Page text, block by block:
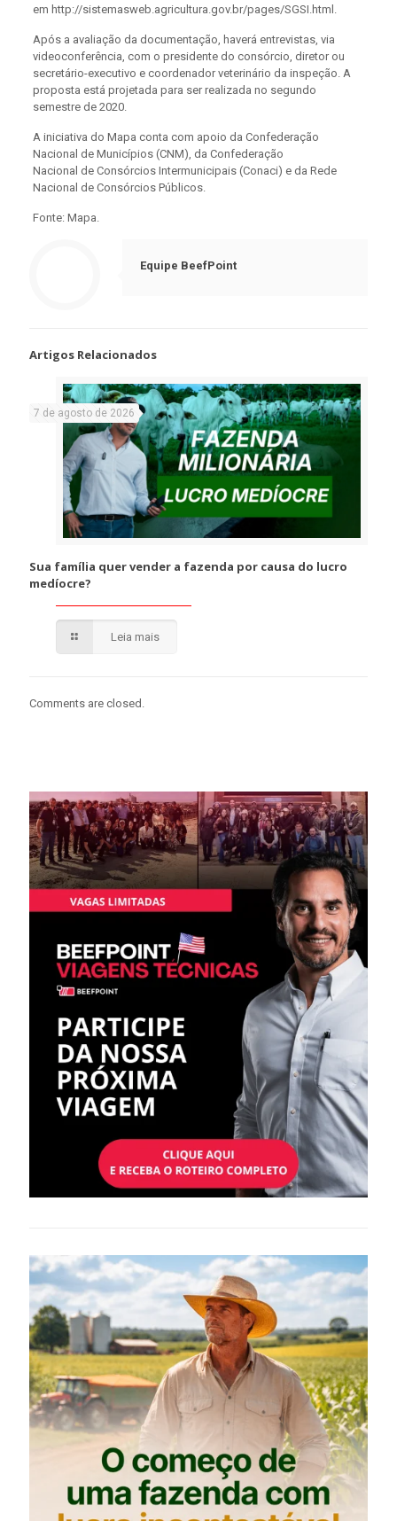
em http://sistemasweb.agricultura.gov.br/pages/SGSI.html.
Após a avaliação da documentação, haverá entrevistas, via
videoconferência, com o presidente do consórcio, diretor ou
secretário-executivo e coordenador veterinário da inspeção. A
proposta está projetada para ser realizada no segundo
semestre de 2020.
A iniciativa do Mapa conta com apoio da Confederação
Nacional de Municípios (CNM), da Confederação
Nacional de Consórcios Intermunicipais (Conaci) e da Rede
Nacional de Consórcios Públicos.
Fonte: Mapa.
Equipe BeefPoint
Artigos Relacionados
7 de agosto de 2026
Sua família quer vender a fazenda por causa do lucro
medíocre?
Leia mais
Comments are closed.